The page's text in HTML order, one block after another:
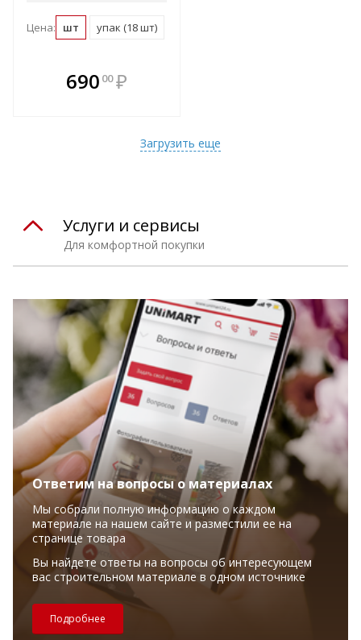
Цена: шт упак (18 шт)
690 00 ₽
Загрузить еще
Для комфортной покупки
Услуги и сервисы
Ответим на вопросы о материалах
Мы собрали полную информацию о каждом
материале на нашем сайте и разместили ее на
странице товара
Вы найдете ответы на вопросы об интересующем
вас строительном материале в одном источнике
Подробнее